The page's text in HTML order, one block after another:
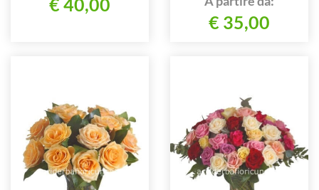
€ 40,00
€ 35,00